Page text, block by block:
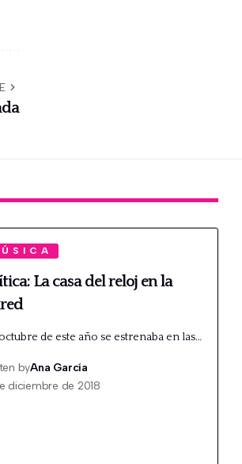
La casa del reloj en la
de este año se estrenaba en las…
byAna García
diciembre de 2018